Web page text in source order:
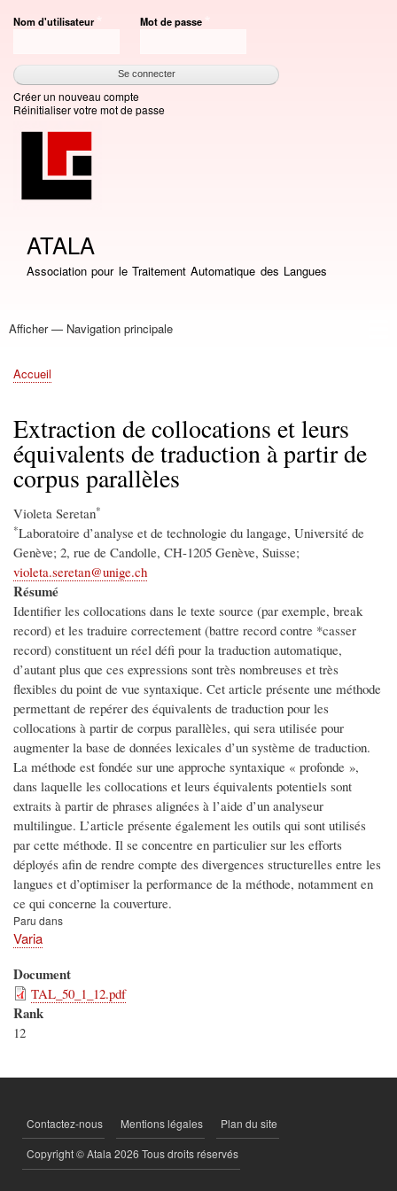
au
principal
Nom d'utilisateur Mot de passe
Créer un nouveau compte
Réinitialiser votre mot de passe
ATALA
Association pour le Traitement Automatique des Langues
Navigation
Afficher — Navigation principale
Accueil
Association
Bourses
Adhésion
Revue TAL
Liste LN
Conférence TALN
Conférences
Prix de thèse
Prix TALN-RECITAL
Annuaires
Journées
Offres d'emploi
Fil
Accueil
Extraction de collocations et leurs
équivalents de traduction à partir de
corpus parallèles
Violeta Seretan*
*Laboratoire d’analyse et de technologie du langage, Université de
Genève; 2, rue de Candolle, CH-1205 Genève, Suisse;
violeta.seretan@unige.ch
Résumé
Identiﬁer les collocations dans le texte source (par exemple, break
record) et les traduire correctement (battre record contre *casser
record) constituent un réel déﬁ pour la traduction automatique,
d’autant plus que ces expressions sont très nombreuses et très
ﬂexibles du point de vue syntaxique. Cet article présente une méthode
permettant de repérer des équivalents de traduction pour les
collocations à partir de corpus parallèles, qui sera utilisée pour
augmenter la base de données lexicales d’un système de traduction.
La méthode est fondée sur une approche syntaxique « profonde »,
dans laquelle les collocations et leurs équivalents potentiels sont
extraits à partir de phrases alignées à l’aide d’un analyseur
multilingue. L’article présente également les outils qui sont utilisés
par cette méthode. Il se concentre en particulier sur les efforts
déployés aﬁn de rendre compte des divergences structurelles entre les
langues et d’optimiser la performance de la méthode, notamment en
ce qui concerne la couverture.
Paru dans
Varia
Document
TAL_50_1_12.pdf
Rank
12
PIED
DE
PAGE
Contactez-nous Mentions légales Plan du site
Copyright © Atala 2026 Tous droits réservés